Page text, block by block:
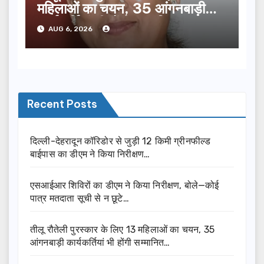
महिलाओं का चयन, 35 आंगनबाड़ी
कार्यकर्तियां भी होंगी सम्मानित…
AUG 6, 2026
Recent Posts
दिल्ली-देहरादून कॉरिडोर से जुड़ी 12 किमी ग्रीनफील्ड
बाईपास का डीएम ने किया निरीक्षण…
एसआईआर शिविरों का डीएम ने किया निरीक्षण, बोले—कोई
पात्र मतदाता सूची से न छूटे…
तीलू रौतेली पुरस्कार के लिए 13 महिलाओं का चयन, 35
आंगनबाड़ी कार्यकर्तियां भी होंगी सम्मानित…